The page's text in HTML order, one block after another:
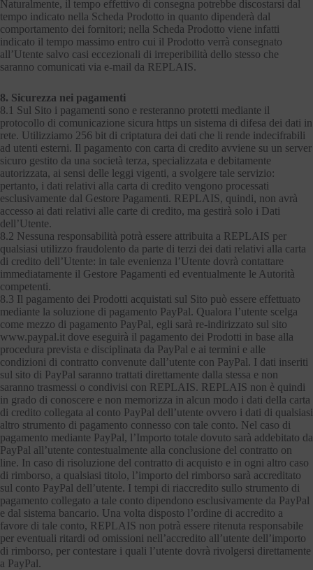
Naturalmente, il tempo effettivo di consegna potrebbe discostarsi dal
tempo indicato nella Scheda Prodotto in quanto dipenderà dal
comportamento dei fornitori; nella Scheda Prodotto viene infatti
indicato il tempo massimo entro cui il Prodotto verrà consegnato
all’Utente salvo casi eccezionali di irreperibilità dello stesso che
saranno comunicati via e-mail da REPLAIS.
8. Sicurezza nei pagamenti
8.1 Sul Sito i pagamenti sono e resteranno protetti mediante il
protocollo di comunicazione sicura https un sistema di difesa dei dati in
rete. Utilizziamo 256 bit di criptatura dei dati che li rende indecifrabili
ad utenti esterni. Il pagamento con carta di credito avviene su un server
sicuro gestito da una società terza, specializzata e debitamente
autorizzata, ai sensi delle leggi vigenti, a svolgere tale servizio:
pertanto, i dati relativi alla carta di credito vengono processati
esclusivamente dal Gestore Pagamenti. REPLAIS, quindi, non avrà
accesso ai dati relativi alle carte di credito, ma gestirà solo i Dati
dell’Utente.
8.2 Nessuna responsabilità potrà essere attribuita a REPLAIS per
qualsiasi utilizzo fraudolento da parte di terzi dei dati relativi alla carta
di credito dell’Utente: in tale evenienza l’Utente dovrà contattare
immediatamente il Gestore Pagamenti ed eventualmente le Autorità
competenti.
8.3 Il pagamento dei Prodotti acquistati sul Sito può essere effettuato
mediante la soluzione di pagamento PayPal. Qualora l’utente scelga
come mezzo di pagamento PayPal, egli sarà re-indirizzato sul sito
www.paypal.it dove eseguirà il pagamento dei Prodotti in base alla
procedura prevista e disciplinata da PayPal e ai termini e alle
condizioni di contratto convenute dall’utente con PayPal. I dati inseriti
sul sito di PayPal saranno trattati direttamente dalla stessa e non
saranno trasmessi o condivisi con REPLAIS. REPLAIS non è quindi
in grado di conoscere e non memorizza in alcun modo i dati della carta
di credito collegata al conto PayPal dell’utente ovvero i dati di qualsiasi
altro strumento di pagamento connesso con tale conto. Nel caso di
pagamento mediante PayPal, l’Importo totale dovuto sarà addebitato da
PayPal all’utente contestualmente alla conclusione del contratto on
line. In caso di risoluzione del contratto di acquisto e in ogni altro caso
di rimborso, a qualsiasi titolo, l’importo del rimborso sarà accreditato
sul conto PayPal dell’utente. I tempi di riaccredito sullo strumento di
pagamento collegato a tale conto dipendono esclusivamente da PayPal
e dal sistema bancario. Una volta disposto l’ordine di accredito a
favore di tale conto, REPLAIS non potrà essere ritenuta responsabile
per eventuali ritardi od omissioni nell’accredito all’utente dell’importo
di rimborso, per contestare i quali l’utente dovrà rivolgersi direttamente
a PayPal.